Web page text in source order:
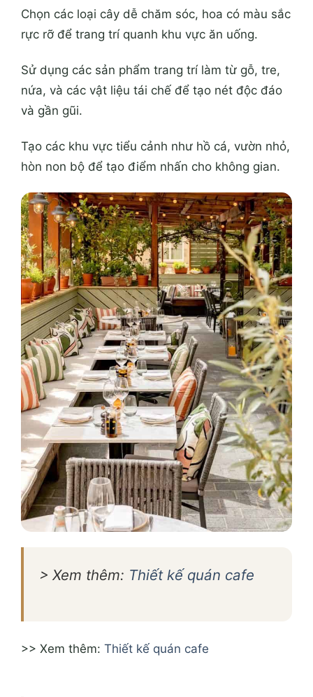
Chọn các loại cây dễ chăm sóc, hoa có màu sắc
rực rỡ để trang trí quanh khu vực ăn uống.
Sử dụng các sản phẩm trang trí làm từ gỗ, tre,
nứa, và các vật liệu tái chế để tạo nét độc đáo
và gần gũi.
Tạo các khu vực tiểu cảnh như hồ cá, vườn nhỏ,
hòn non bộ để tạo điểm nhấn cho không gian.
> Xem thêm: Thiết kế quán cafe
>> Xem thêm: Thiết kế quán cafe